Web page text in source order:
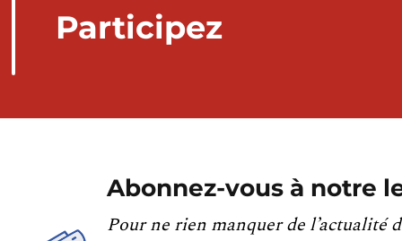
Participez
Abonnez-vous à notre
Pour ne rien manquer de l’actualité